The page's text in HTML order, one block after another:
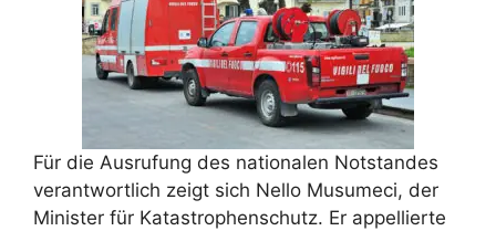
Für die Ausrufung des nationalen Notstandes
verantwortlich zeigt sich Nello Musumeci, der
Minister für Katastrophenschutz. Er appellierte